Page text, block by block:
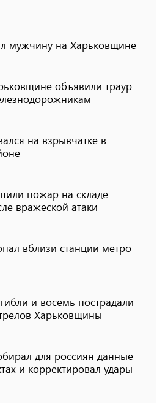
мужчину на Харьковщине
объявили траур
на взрывчатке в
пожар на складе
вражеской атаки
вблизи станции метро
и восемь пострадали
Харьковщины
для россиян данные
и ​​корректировал удары